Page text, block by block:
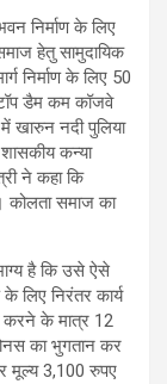
निर्माण के लिए
हेतु सामुदायिक
निर्माण के लिए 50
डैम कम कॉजवे
खारुन नदी पुलिया
कन्या
ने कहा कि
कोलता समाज का
है कि उसे ऐसे
लिए निरंतर कार्य
करने के मात्र 12
का भुगतान कर
मूल्य 3,100 रुपए